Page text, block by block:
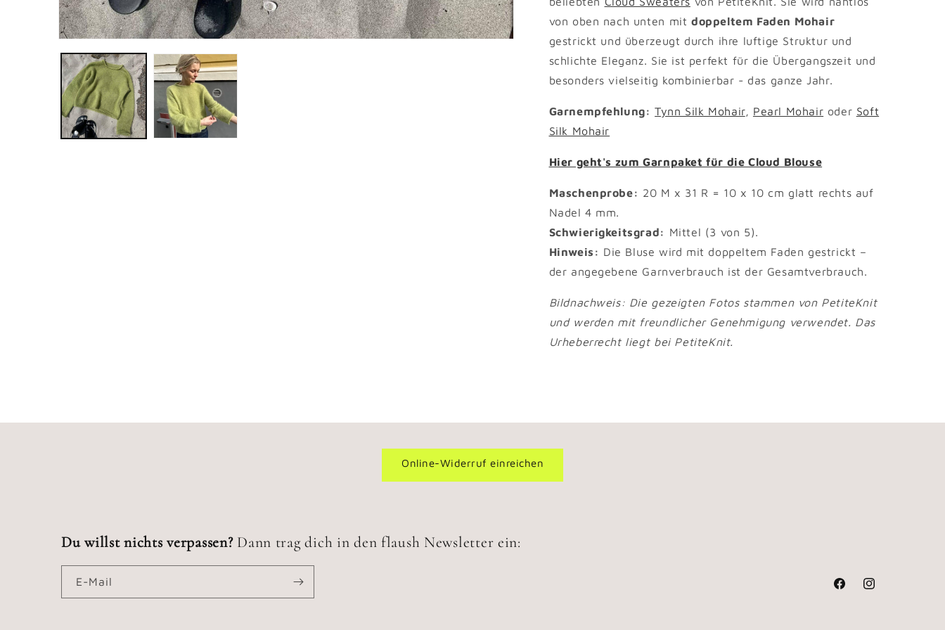
von oben nach unten mit doppeltem Faden Mohair
gestrickt und überzeugt durch ihre luftige Struktur und
schlichte Eleganz. Sie ist perfekt für die Übergangszeit und
besonders vielseitig kombinierbar - das ganze Jahr.
Garnempfehlung: Tynn Silk Mohair, Pearl Mohair oder Soft
Silk Mohair
Hier geht's zum Garnpaket für die Cloud Blouse
Maschenprobe: 20 M x 31 R = 10 x 10 cm glatt rechts auf
Nadel 4 mm.
Schwierigkeitsgrad: Mittel (3 von 5).
Hinweis: Die Bluse wird mit doppeltem Faden gestrickt –
der angegebene Garnverbrauch ist der Gesamtverbrauch.
Bildnachweis: Die gezeigten Fotos stammen von PetiteKnit
und werden mit freundlicher Genehmigung verwendet. Das
Urheberrecht liegt bei PetiteKnit.
Online-Widerruf einreichen
Du willst nichts verpassen? Dann trag dich in den flaush Newsletter ein:
E-Mail
FacebookInstagram